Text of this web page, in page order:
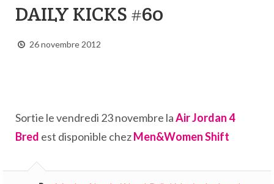
DAILY KICKS #60
26 novembre 2012
Sortie le vendredi 23 novembre laAir Jordan 4
Bred est disponible chezMen&Women Shift